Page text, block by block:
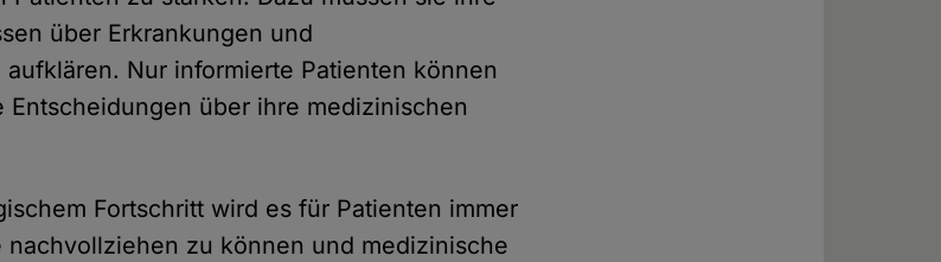
über Erkrankungen und
Nur informierte Patienten können
Entscheidungen über ihre medizinischen
Fortschritt wird es für Patienten immer
zu können und medizinische